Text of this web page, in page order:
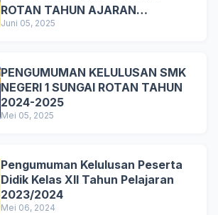
ROTAN TAHUN AJARAN
2025/2026
Juni 05, 2025
PENGUMUMAN KELULUSAN SMK
NEGERI 1 SUNGAI ROTAN TAHUN
2024-2025
Mei 05, 2025
Pengumuman Kelulusan Peserta
Didik Kelas XII Tahun Pelajaran
2023/2024
Mei 06, 2024